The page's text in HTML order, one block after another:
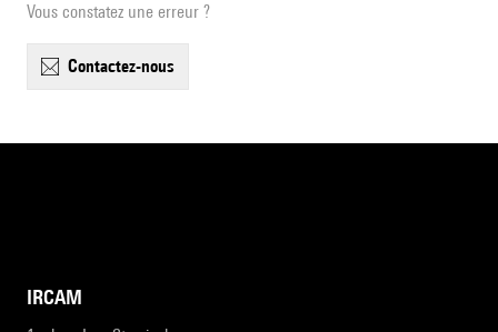
Vous constatez une erreur ?
contactez-nous
IRCAM